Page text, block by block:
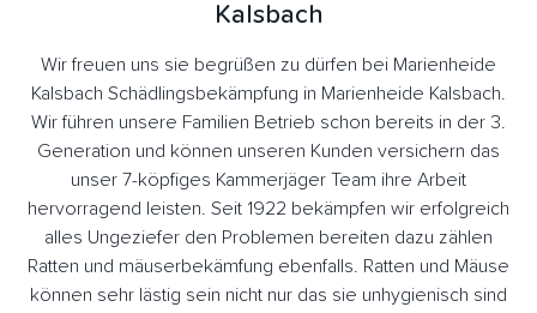
Kalsbach
Wir freuen uns sie begrüßen zu dürfen bei Marienheide
Kalsbach Schädlingsbekämpfung in Marienheide Kalsbach.
Wir führen unsere Familien Betrieb schon bereits in der 3.
Generation und können unseren Kunden versichern das
unser 7-köpfiges Kammerjäger Team ihre Arbeit
hervorragend leisten. Seit 1922 bekämpfen wir erfolgreich
alles Ungeziefer den Problemen bereiten dazu zählen
Ratten und mäuserbekämfung ebenfalls. Ratten und Mäuse
können sehr lästig sein nicht nur das sie unhygienisch sind